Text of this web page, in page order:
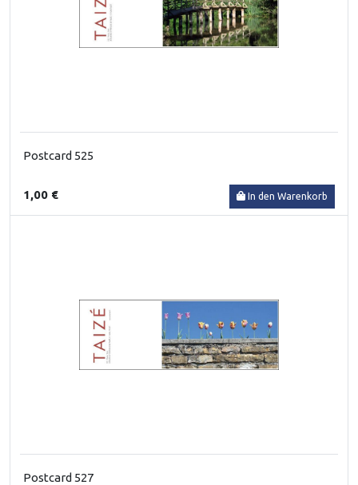
Postcard 525
1,00 € In den Warenkorb
Postcard 527